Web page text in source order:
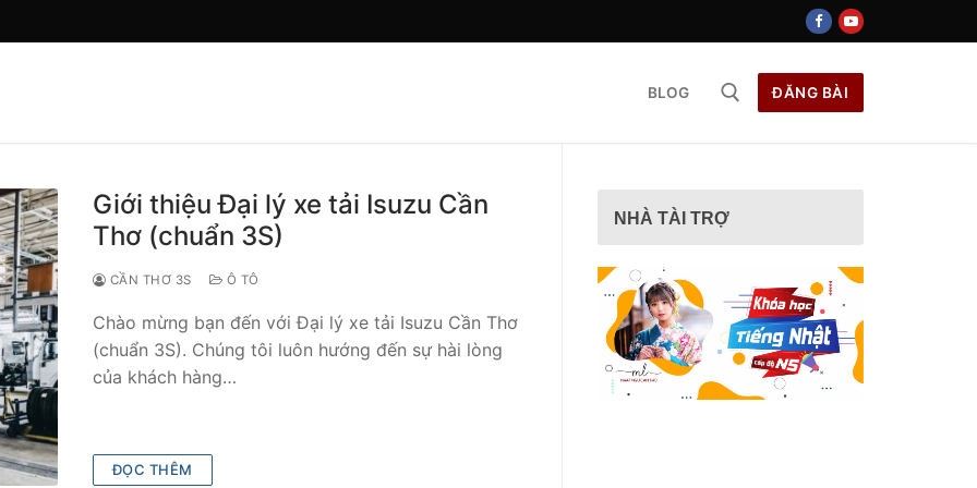
BLOG ĐĂNG BÀI
Giới thiệu Đại lý xe tải Isuzu Cần
Thơ (chuẩn 3S)
CẦN THƠ 3S Ô TÔ
Chào mừng bạn đến với Đại lý xe tải Isuzu Cần Thơ
(chuẩn 3S). Chúng tôi luôn hướng đến sự hài lòng
của khách hàng…
ĐỌC THÊM
NHÀ TÀI TRỢ